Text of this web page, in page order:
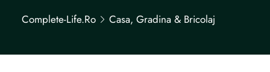
Complete-Life.ro Casa, Gradina & Bricolaj